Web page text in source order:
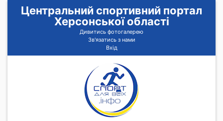
Центральний спортивний портал
Херсонської області
Дивитись фотогалерею
Зв'язатись з нами
Вхід